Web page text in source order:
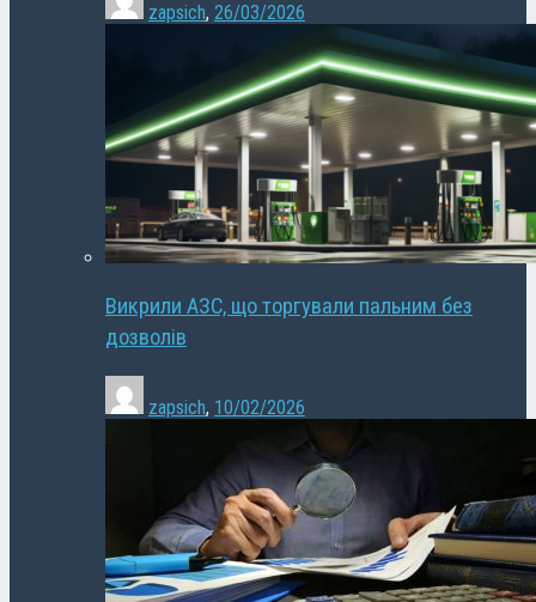
zapsich, 26/03/2026
Викрили АЗС, що торгували пальним без
дозволів
zapsich, 10/02/2026